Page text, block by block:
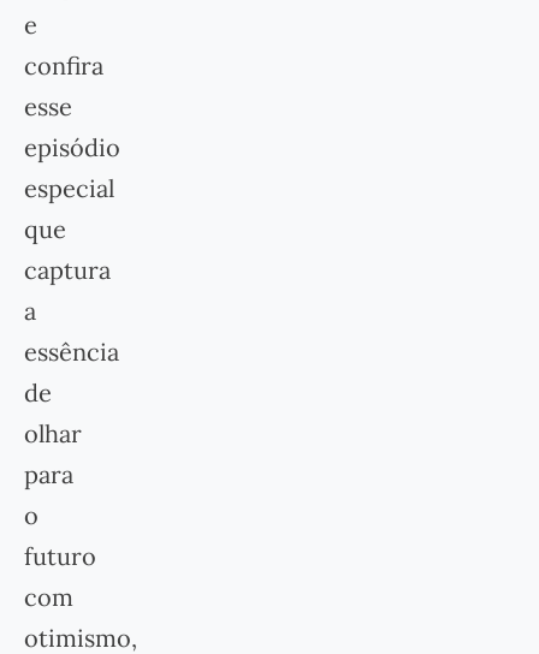
e
confira
esse
episódio
especial
que
captura
a
essência
de
olhar
para
o
futuro
com
otimismo,